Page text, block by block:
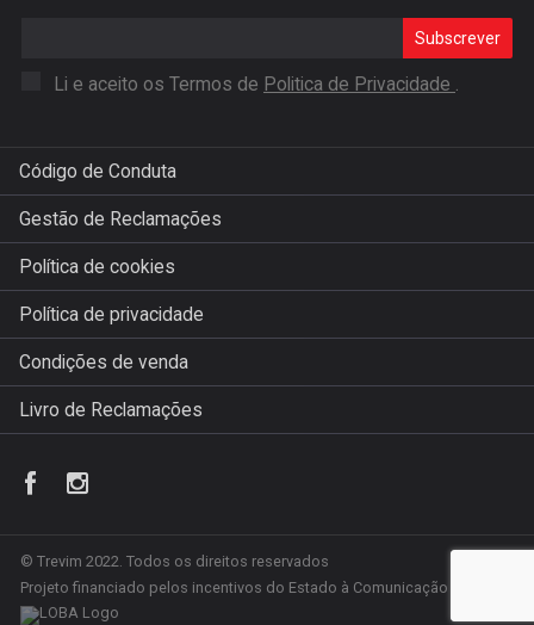
Subscrever
Li e aceito os Termos de Politica de Privacidade .
Código de Conduta
Gestão de Reclamações
Política de cookies
Política de privacidade
Condições de venda
Livro de Reclamações
© Trevim 2022. Todos os direitos reservados
Projeto financiado pelos incentivos do Estado à Comunicação Social